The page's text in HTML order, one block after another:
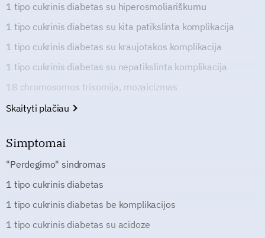
1 tipo cukrinis diabetas su hiperosmoliariškumu
1 tipo cukrinis diabetas su kita patikslinta komplikacija
1 tipo cukrinis diabetas su kraujotakos komplikacija
1 tipo cukrinis diabetas su nepatikslinta komplikacija
18 chromosomos trisomija, mozaicizmas
Skaityti plačiau
Simptomai
"Perdegimo" sindromas
1 tipo cukrinis diabetas
1 tipo cukrinis diabetas be komplikacijos
1 tipo cukrinis diabetas su acidoze